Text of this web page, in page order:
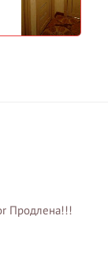
Продлена!!!